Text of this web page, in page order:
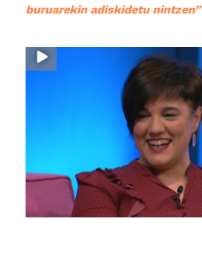
buruarekin adiskidetu nintzen”